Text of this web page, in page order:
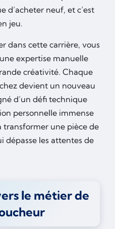
d’acheter neuf, et c’est
jeu.
dans cette carrière, vous
expertise manuelle
créativité. Chaque
devient un nouveau
d’un défi technique
personnelle immense
transformer une pièce de
dépasse les attentes de
le métier de